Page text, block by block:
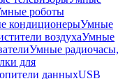
роботы
кондиционерыУмные
воздухаУмные
Умные радиочасы,
для
данныхUSB